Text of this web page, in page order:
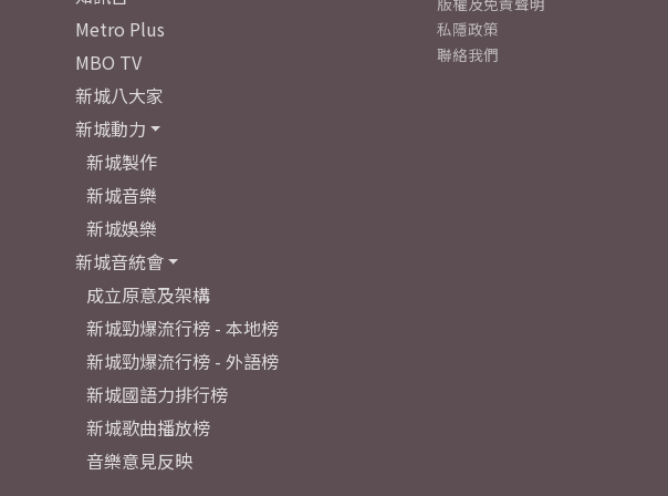
Metro Plus
MBO TV
新城八大家
新城動力
新城製作
新城音樂
新城娛樂
新城音統會
成立原意及架構
新城勁爆流行榜 - 本地榜
新城勁爆流行榜 - 外語榜
新城國語力排行榜
新城歌曲播放榜
音樂意見反映
私隱政策
聯絡我們